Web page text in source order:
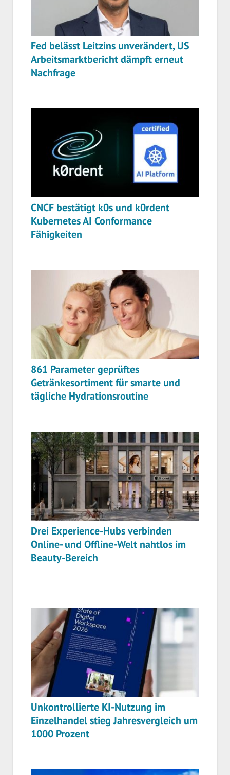
Fed belässt Leitzins unverändert, US
Arbeitsmarktbericht dämpft erneut
Nachfrage
CNCF bestätigt k0s und k0rdent
Kubernetes AI Conformance
Fähigkeiten
861 Parameter geprüftes
Getränkesortiment für smarte und
tägliche Hydrationsroutine
Drei Experience-Hubs verbinden
Online- und Offline-Welt nahtlos im
Beauty-Bereich
Unkontrollierte KI-Nutzung im
Einzelhandel stieg Jahresvergleich um
1000 Prozent